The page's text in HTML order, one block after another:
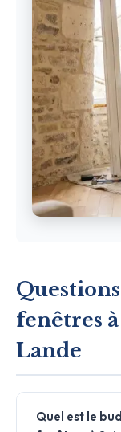
fenêtres
Lande
Quel est le